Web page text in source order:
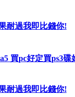
耐過我即比錢你!
買pc好定買ps3碟
耐過我即比錢你!